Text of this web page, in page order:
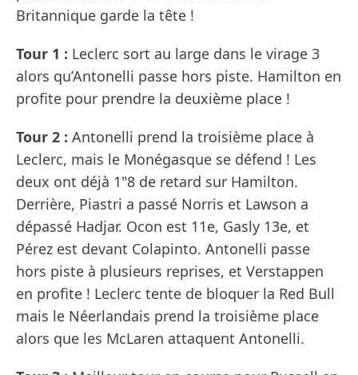
Britannique garde la tête !
Tour 1 : Leclerc sort au large dans le virage 3
alors qu’Antonelli passe hors piste. Hamilton en
profite pour prendre la deuxième place !
Tour 2 : Antonelli prend la troisième place à
Leclerc, mais le Monégasque se défend ! Les
deux ont déjà 1"8 de retard sur Hamilton.
Derrière, Piastri a passé Norris et Lawson a
dépassé Hadjar. Ocon est 11e, Gasly 13e, et
Pérez est devant Colapinto. Antonelli passe
hors piste à plusieurs reprises, et Verstappen
en profite ! Leclerc tente de bloquer la Red Bull
mais le Néerlandais prend la troisième place
alors que les McLaren attaquent Antonelli.